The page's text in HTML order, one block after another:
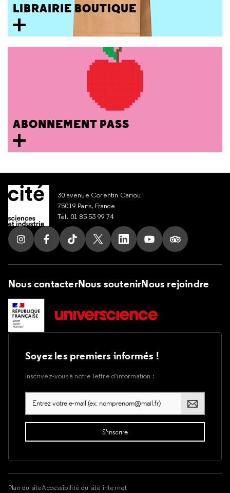
LIBRAIRIE BOUTIQUE
ABONNEMENT PASS
30 avenue Corentin Cariou
75019 Paris, France
Tel. 01 85 53 99 74
Suivez nous sur Instagram
Suivez nous sur Facebook
Suivez nous sur Tik Tok
Suivez nous sur X
Suivez nous sur LinkedIn
Suivez nous sur
Suivez nous
Nous contacterNous soutenirNous rejoindre
Soyez les premiers informés !
Inscrivez-vous à notre lettre d’information :
Plan du siteAccessibilité du site internet